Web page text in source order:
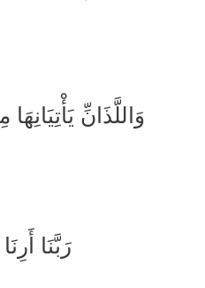
وَاللَّذَانِّ
رَبَّنَا